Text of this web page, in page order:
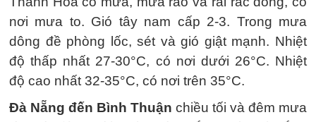
nơi mưa to. Gió tây nam cấp 2-3. Trong mưa
dông đề phòng lốc, sét và gió giật mạnh. Nhiệt
độ thấp nhất 27-30°C, có nơi dưới 26°C. Nhiệt
độ cao nhất 32-35°C, có nơi trên 35°C.
Đà Nẵng đến Bình Thuận chiều tối và đêm mưa